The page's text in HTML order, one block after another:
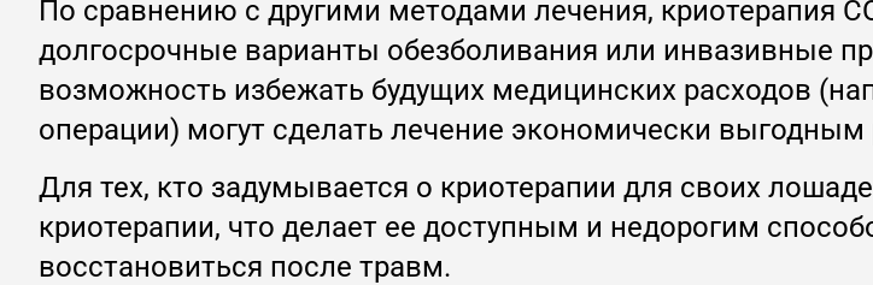
По сравнению с другими методами лечения, криотерапия
долгосрочные варианты обезболивания или инвазивные
возможность избежать будущих медицинских расходов
операции) могут сделать лечение экономически
Для тех, кто задумывается о криотерапии для своих
криотерапии, что делает ее доступным и недорогим
восстановиться после травм.